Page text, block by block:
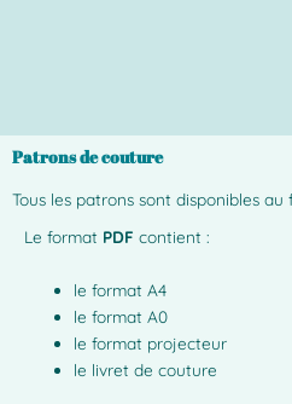
Patrons de couture
Tous les patrons sont disponibles
Le format PDF contient :
le format A4
le format A0
le format projecteur
le livret de couture